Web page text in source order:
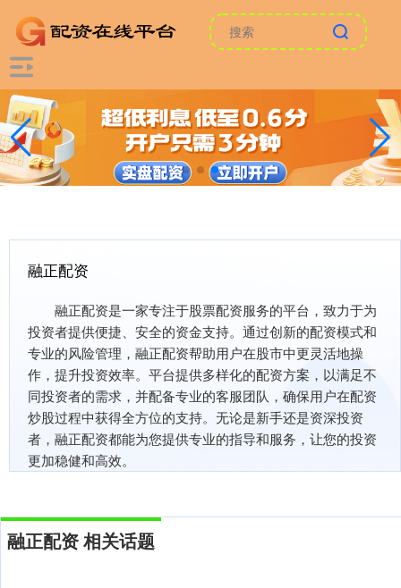
融正配资
融正配资是一家专注于股票配资服务的平台，致力于为
投资者提供便捷、安全的资金支持。通过创新的配资模式和
专业的风险管理，融正配资帮助用户在股市中更灵活地操
作，提升投资效率。平台提供多样化的配资方案，以满足不
同投资者的需求，并配备专业的客服团队，确保用户在配资
炒股过程中获得全方位的支持。无论是新手还是资深投资
者，融正配资都能为您提供专业的指导和服务，让您的投资
更加稳健和高效。
融正配资 相关话题